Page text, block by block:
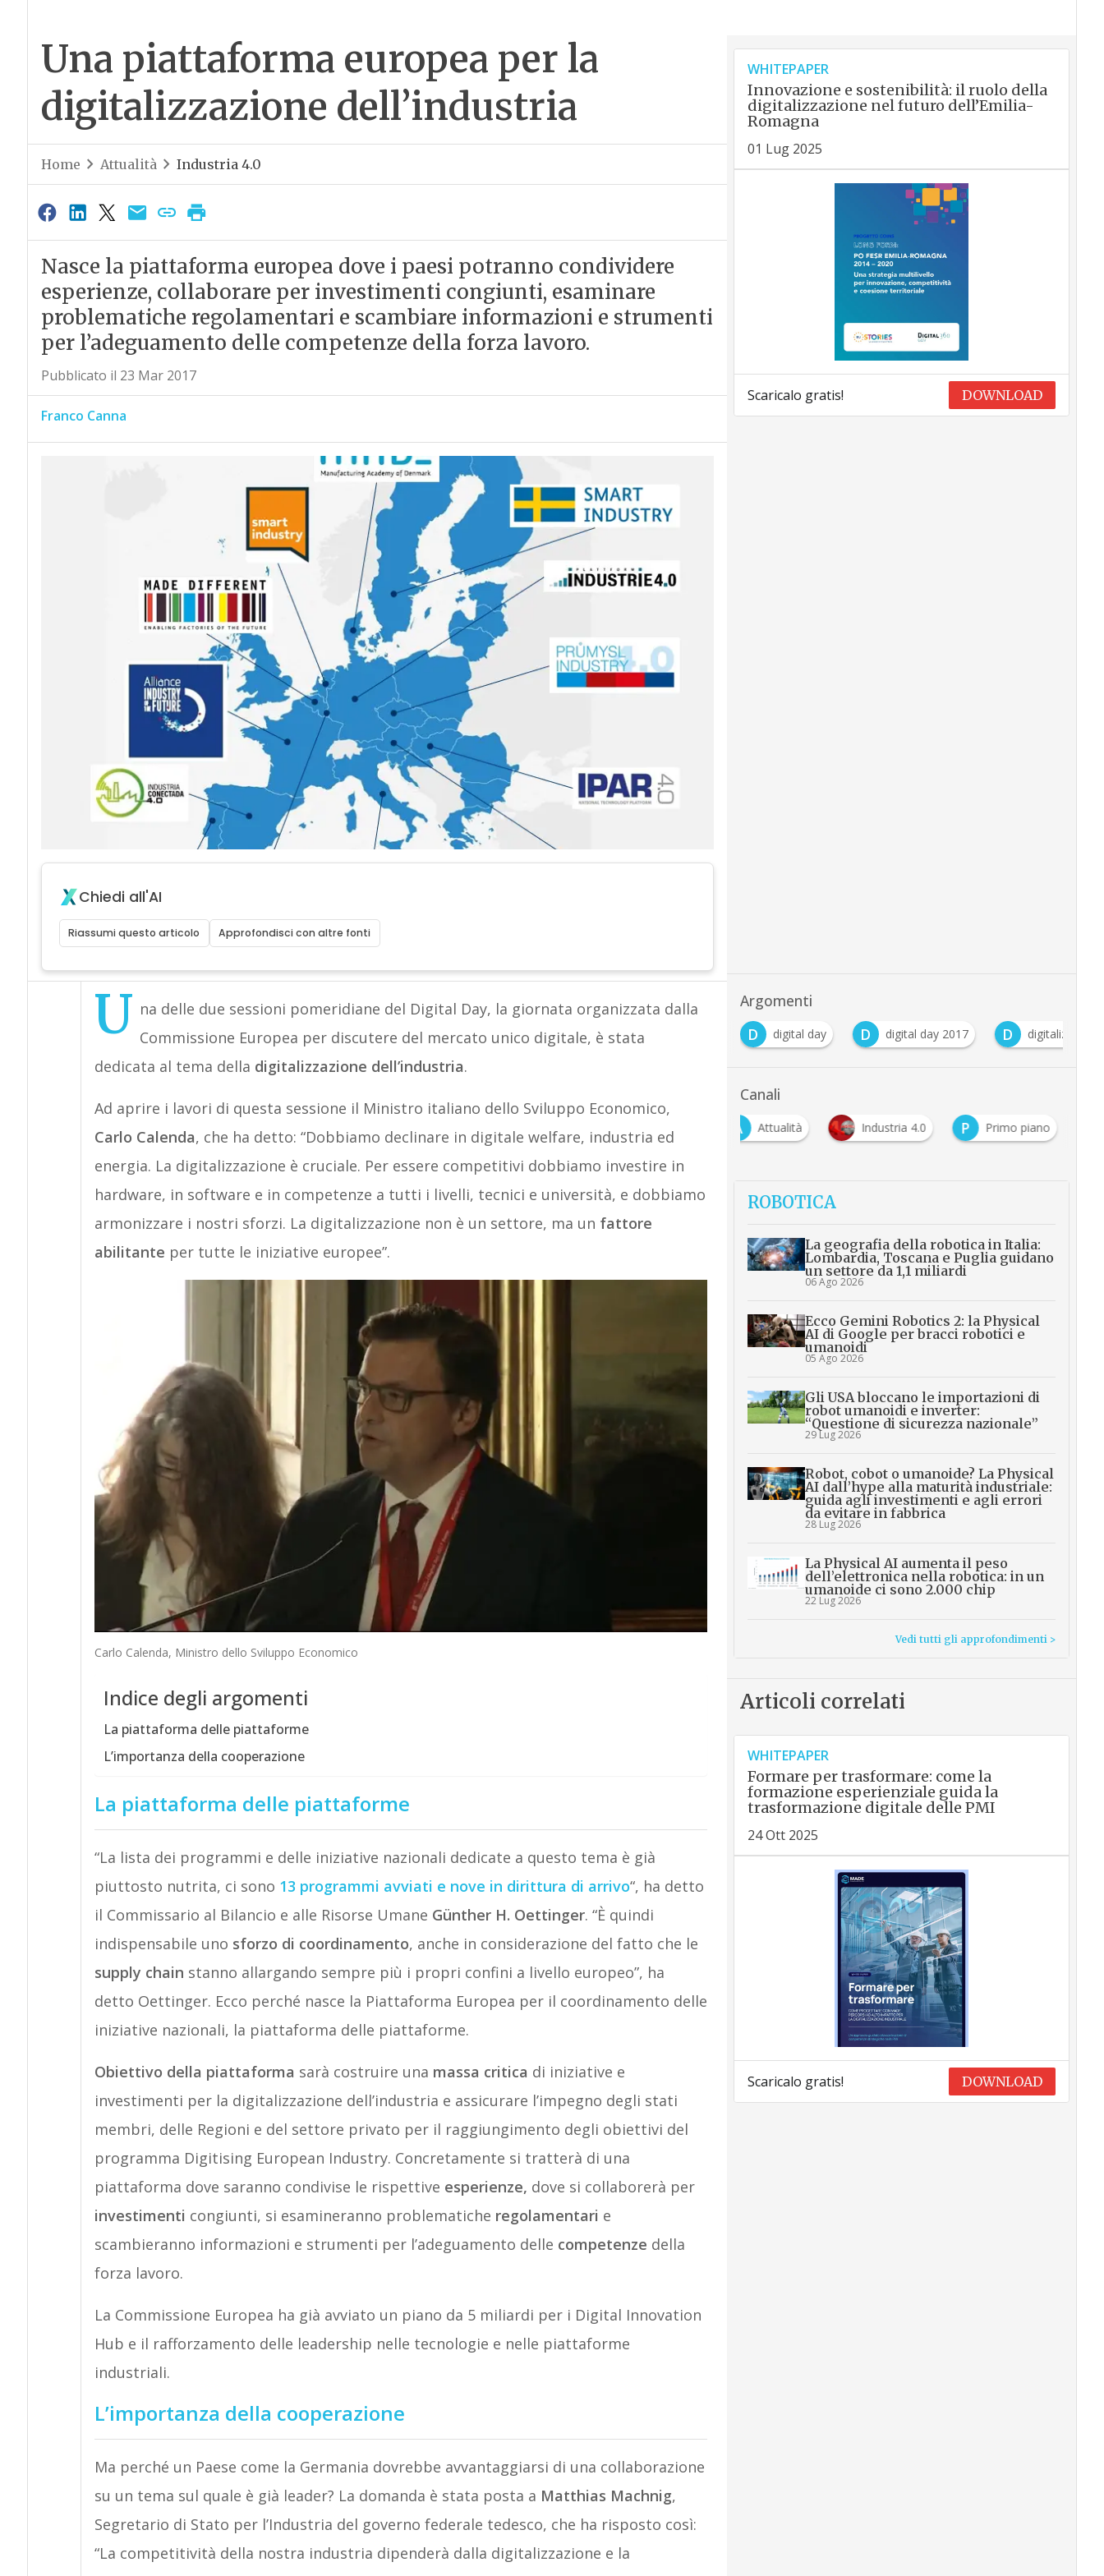
Una piattaforma europea per la
digitalizzazione dell’industria
Home Attualità Industria 4.0
Nasce la piattaforma europea dove i paesi potranno condividere
esperienze, collaborare per investimenti congiunti, esaminare
problematiche regolamentari e scambiare informazioni e strumenti
per l’adeguamento delle competenze della forza lavoro.
Pubblicato il 23 Mar 2017
Franco Canna
Chiedi all'AI
Riassumi questo articolo Approfondisci con altre fonti
U na delle due sessioni pomeridiane del Digital Day, la giornata organizzata dalla
Commissione Europea per discutere del mercato unico digitale, è stata
dedicata al tema della digitalizzazione dell’industria.
Ad aprire i lavori di questa sessione il Ministro italiano dello Sviluppo Economico,
Carlo Calenda, che ha detto: “Dobbiamo declinare in digitale welfare, industria ed
energia. La digitalizzazione è cruciale. Per essere competitivi dobbiamo investire in
hardware, in software e in competenze a tutti i livelli, tecnici e università, e dobbiamo
armonizzare i nostri sforzi. La digitalizzazione non è un settore, ma un fattore
abilitante per tutte le iniziative europee”.
Carlo Calenda, Ministro dello Sviluppo Economico
Indice degli argomenti
La piattaforma delle piattaforme
L’importanza della cooperazione
La piattaforma delle piattaforme
“La lista dei programmi e delle iniziative nazionali dedicate a questo tema è già
piuttosto nutrita, ci sono 13 programmi avviati e nove in dirittura di arrivo“, ha detto
il Commissario al Bilancio e alle Risorse Umane Günther H. Oettinger. “È quindi
indispensabile uno sforzo di coordinamento, anche in considerazione del fatto che le
supply chain stanno allargando sempre più i propri confini a livello europeo”, ha
detto Oettinger. Ecco perché nasce la Piattaforma Europea per il coordinamento delle
iniziative nazionali, la piattaforma delle piattaforme.
Obiettivo della piattaforma sarà costruire una massa critica di iniziative e
investimenti per la digitalizzazione dell’industria e assicurare l’impegno degli stati
membri, delle Regioni e del settore privato per il raggiungimento degli obiettivi del
programma Digitising European Industry. Concretamente si tratterà di una
piattaforma dove saranno condivise le rispettive esperienze, dove si collaborerà per
investimenti congiunti, si esamineranno problematiche regolamentari e
scambieranno informazioni e strumenti per l’adeguamento delle competenze della
forza lavoro.
La Commissione Europea ha già avviato un piano da 5 miliardi per i Digital Innovation
Hub e il rafforzamento delle leadership nelle tecnologie e nelle piattaforme
industriali.
L’importanza della cooperazione
Ma perché un Paese come la Germania dovrebbe avvantaggiarsi di una collaborazione
su un tema sul quale è già leader? La domanda è stata posta a Matthias Machnig,
Segretario di Stato per l’Industria del governo federale tedesco, che ha risposto così:
“La competitività della nostra industria dipenderà dalla digitalizzazione e la
WHITEPAPER
Innovazione e sostenibilità: il ruolo della
digitalizzazione nel futuro dell’Emilia-
Romagna
01 Lug 2025
Scaricalo gratis! DOWNLOAD
Argomenti
D digital day D digital day 2017 D
Canali
A
Attualità Industria 4.0 P Primo piano
ROBOTICA
La geografia della robotica in Italia:
Lombardia, Toscana e Puglia guidano
un settore da 1,1 miliardi
06 Ago 2026
Ecco Gemini Robotics 2: la Physical
AI di Google per bracci robotici e
umanoidi
05 Ago 2026
Gli USA bloccano le importazioni di
robot umanoidi e inverter:
“Questione di sicurezza nazionale”
29 Lug 2026
Robot, cobot o umanoide? La Physical
AI dall’hype alla maturità industriale:
guida agli investimenti e agli errori
da evitare in fabbrica
28 Lug 2026
La Physical AI aumenta il peso
dell’elettronica nella robotica: in un
umanoide ci sono 2.000 chip
22 Lug 2026
Vedi tutti gli approfondimenti >
Articoli correlati
WHITEPAPER
Formare per trasformare: come la
formazione esperienziale guida la
trasformazione digitale delle PMI
24 Ott 2025
Scaricalo gratis! DOWNLOAD